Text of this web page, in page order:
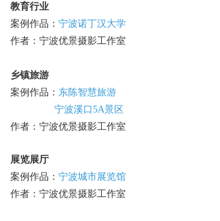
教育行业
案例作品： 宁波诺丁汉大学
作者：宁波优景摄影工作室
乡镇旅游
案例作品： 东陈智慧旅游
宁波溪口5A景区
作者：宁波优景摄影工作室
展览展厅
案例作品： 宁波城市展览馆
作者：宁波优景摄影工作室